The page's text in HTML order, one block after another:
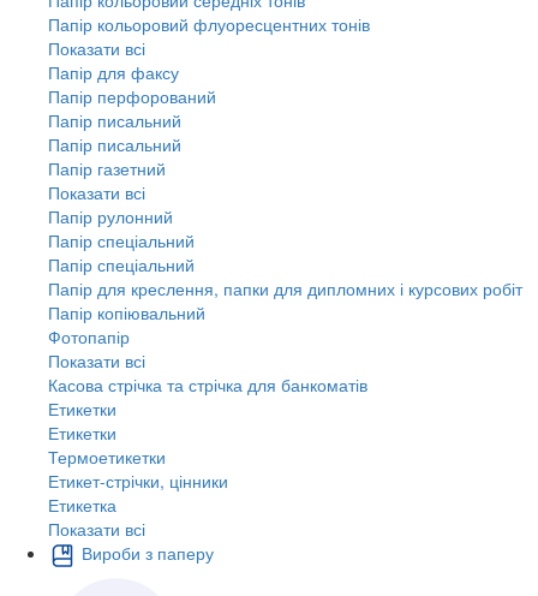
Папір кольоровий флуоресцентних тонів
Показати всі
Папір для факсу
Папір перфорований
Папір писальний
Папір писальний
Папір газетний
Показати всі
Папір рулонний
Папір спеціальний
Папір спеціальний
Папір для креслення, папки для дипломних і курсових робіт
Папір копіювальний
Фотопапір
Показати всі
Касова стрічка та стрічка для банкоматів
Етикетки
Етикетки
Термоетикетки
Етикет-стрічки, цінники
Етикетка
Показати всі
Вироби з паперу